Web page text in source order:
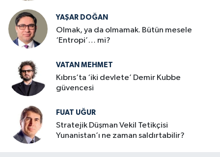
YAŞAR DOĞAN
Olmak, ya da olmamak. Bütün mesele
‘Entropi’… mi?
VATAN MEHMET
Kıbrıs’ta ‘iki devlete’ Demir Kubbe
güvencesi
FUAT UĞUR
Stratejik Düşman Vekil Tetikçisi
Yunanistan’ı ne zaman saldırtabilir?